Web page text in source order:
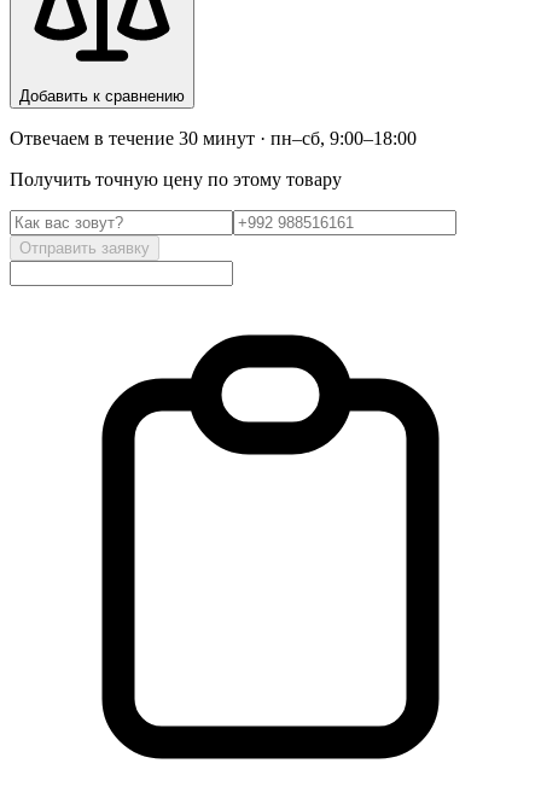
Добавить к сравнению
Отвечаем в течение 30 минут · пн–сб, 9:00–18:00
Получить точную цену по этому товару
Отправить заявку